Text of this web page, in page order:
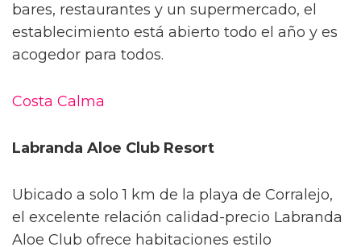
bares, restaurantes y un supermercado, el
establecimiento está abierto todo el año y es
acogedor para todos.
Costa Calma
Labranda Aloe Club Resort
Ubicado a solo 1 km de la playa de Corralejo,
el excelente relación calidad-precio Labranda
Aloe Club ofrece habitaciones estilo